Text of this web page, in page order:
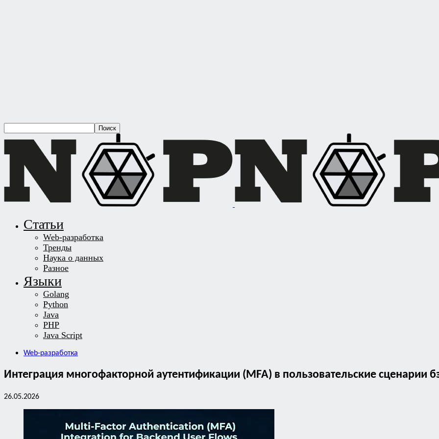
Статьи
Web-разработка
Тренды
Наука о данных
Разное
Языки
Golang
Python
Java
PHP
Java Script
Web-разработка
Интеграция многофакторной аутентификации (MFA) в пользовательские сценарии
26.05.2026